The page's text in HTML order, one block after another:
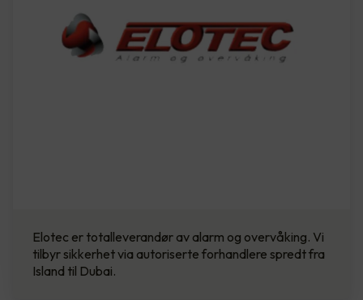
Elotec er totalleverandør av alarm og overvåking. Vi
tilbyr sikkerhet via autoriserte forhandlere spredt fra
Island til Dubai.